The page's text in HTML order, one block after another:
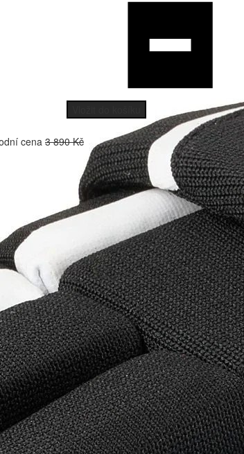
cena 3 890 Kč
XF SR černo-zlaté - vel. 14"
XF SR červené
4R Pro 3 SR Toronto - vel. 15"
XF SR tmavě modré